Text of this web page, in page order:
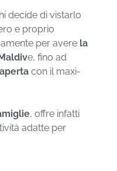
decide di vistarlo
e proprio
per avere la
e, fino ad
con il maxi-
, offre infatti
adatte per